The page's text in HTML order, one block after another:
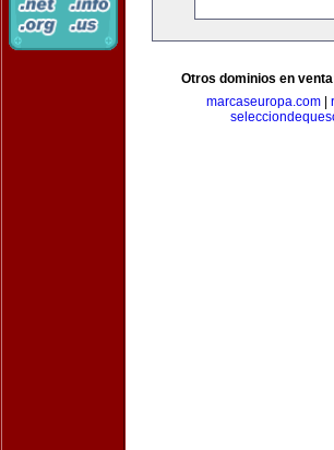
Otros dominios en
marcaseuropa.com|